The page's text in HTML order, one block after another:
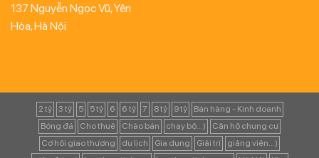
137 Nguyễn Ngọc Vũ, Yên
Hòa, Hà Nội
2 tỷ 3 tỷ 5 5 tỷ 6 6 tỷ 7 8 tỷ 9 tỷ
Bán hàng - Kinh doanh
Bóng đá
Cho thuê Chào bán chạy bộ...)
Căn hộ chung cư
Cơ hội giao thương
du lịch Gia dụng Giải trí
giảng viên...)